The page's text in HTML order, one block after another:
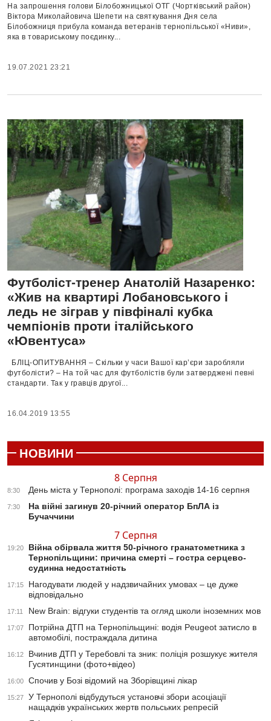
На запрошення голови Білобожницької ОТГ (Чортківський район)
Віктора Миколайовича Шепети на святкування Дня села
Білобожниця прибула команда ветеранів тернопільської «Ниви»,
яка в товариському поєдинку...
19.07.2021 23:21
Футболіст-тренер Анатолій Назаренко:
«Жив на квартирі Лобановського і
ледь не зіграв у півфіналі кубка
чемпіонів проти італійського
«Ювентуса»
БЛІЦ-ОПИТУВАННЯ – Скільки у часи Вашої кар’єри заробляли
футболісти? – На той час для футболістів були затверджені певні
стандарти. Так у гравців другої...
16.04.2019 13:55
НОВИНИ
8 Серпня
8:30 День міста у Тернополі: програма заходів 14-16 серпня
7:30
На війні загинув 20-річний оператор БпЛА із
Бучаччини
7 Серпня
19:20
Війна обірвала життя 50-річного гранатометника з
Тернопільщини: причина смерті – гостра серцево-
судинна недостатність
17:15
Нагодувати людей у надзвичайних умовах – це дуже
відповідально
17:11 New Brain: відгуки студентів та огляд школи іноземних мов
17:07
Потрійна ДТП на Тернопільщині: водія Peugeot затисло в
автомобілі, постраждала дитина
16:12
Вчинив ДТП у Теребовлі та зник: поліція розшукує жителя
Гусятинщини (фото+відео)
16:00 Спочив у Бозі відомий на Зборівщині лікар
15:27
У Тернополі відбудуться установчі збори асоціації
нащадків українських жертв польських репресій